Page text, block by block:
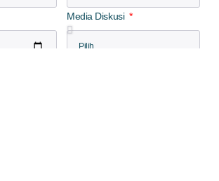
Media Diskusi